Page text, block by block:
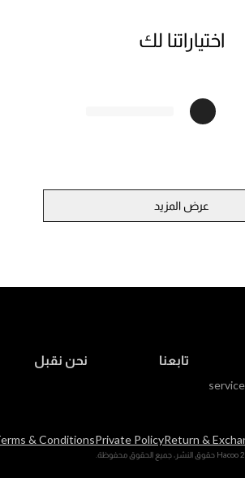
اختياراتنا لك
عرض المزيد
تابعنا نحن نقبل
Return &
Private Policy
& Conditions